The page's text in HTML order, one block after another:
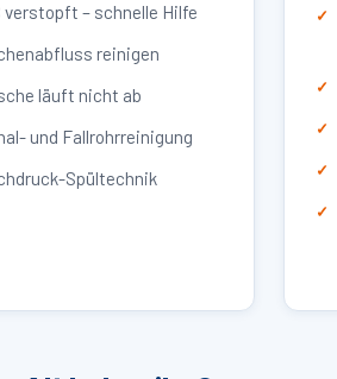
verstopft – schnelle Hilfe
reinigen
läuft nicht ab
und Fallrohrreinigung
Spültechnik